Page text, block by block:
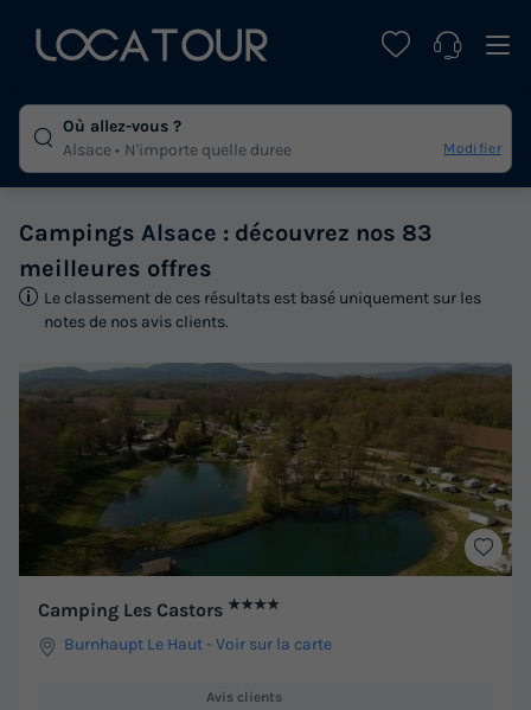
Où allez-vous ?
Alsace
N'importe quelle duree Modifier
Campings Alsace : découvrez nos 83
meilleures offres
Le classement de ces résultats est basé uniquement sur les
notes de nos avis clients.
Camping Les Castors ★★★★
Burnhaupt Le Haut -Voir sur la carte
Avis clients